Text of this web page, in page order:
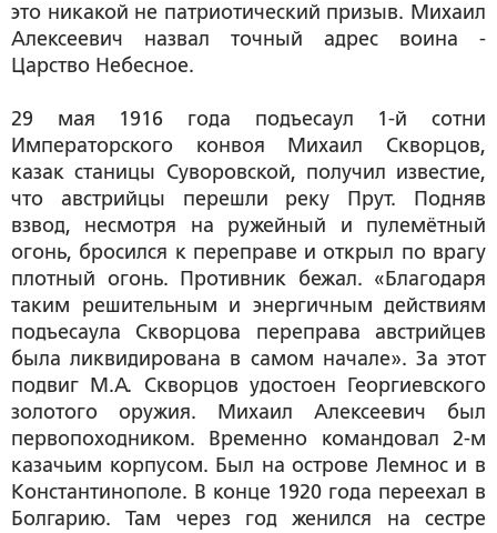
это никакой не патриотический призыв. Михаил
Алексеевич назвал точный адрес воина -
Царство Небесное.
29 мая 1916 года подъесаул 1-й сотни
Императорского конвоя Михаил Скворцов,
казак станицы Суворовской, получил известие,
что австрийцы перешли реку Прут. Подняв
взвод, несмотря на ружейный и пулемётный
огонь, бросился к переправе и открыл по врагу
плотный огонь. Противник бежал. «Благодаря
таким решительным и энергичным действиям
подъесаула Скворцова переправа австрийцев
была ликвидирована в самом начале». За этот
подвиг М.А. Скворцов удостоен Георгиевского
золотого оружия. Михаил Алексеевич был
первопоходником. Временно командовал 2-м
казачьим корпусом. Был на острове Лемнос и в
Константинополе. В конце 1920 года переехал в
Болгарию. Там через год женился на сестре